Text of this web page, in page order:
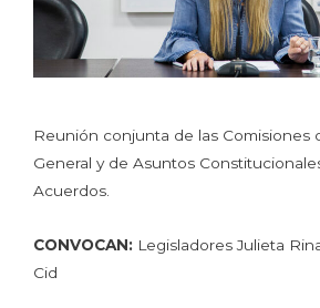
Reunión conjunta de las Comisiones
General y de Asuntos
Acuerdos.
CONVOCAN: Legisladores Julieta
Cid